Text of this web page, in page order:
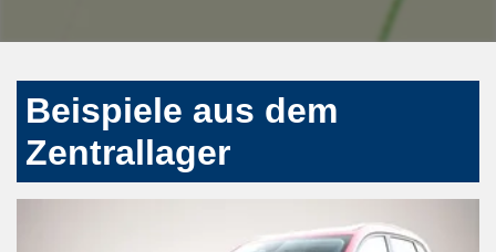
Beispiele aus dem
Zentrallager